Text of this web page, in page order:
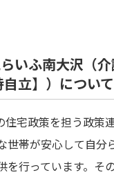
いふ南大沢（介
立】）について
宅政策を担う政策連
世帯が安心して自分
を行っています。そ